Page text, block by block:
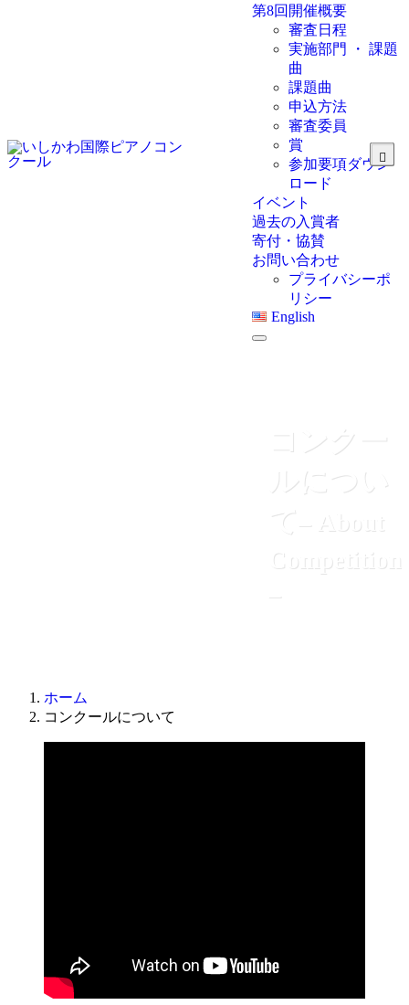
第8回開催概要
審査日程
実施部門 ・ 課題
曲
課題曲
申込方法
審査委員
賞
参加要項ダウン
ロード
イベント
過去の入賞者
寄付・協賛
お問い合わせ
プライバシーポ
リシー
English
コンクー
ルについ
て
– About
Competition
ホーム
コンクールについて